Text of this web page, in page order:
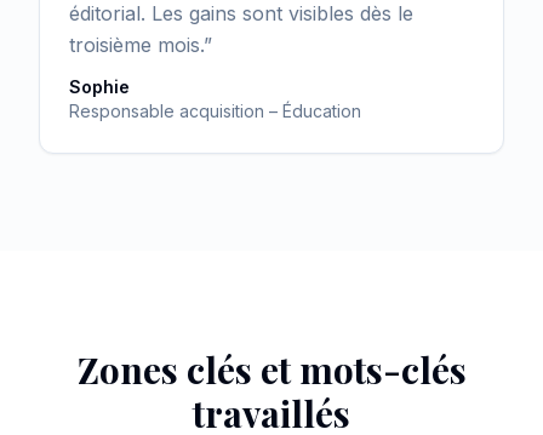
éditorial. Les gains sont visibles dès le
troisième mois.”
Sophie
Responsable acquisition – Éducation
Zones clés et mots-clés
travaillés